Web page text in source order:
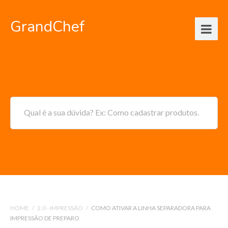
GrandChef
Qual é a sua dúvida? Ex: Como cadastrar produtos.
HOME / 2.0 - IMPRESSÃO / COMO ATIVAR A LINHA SEPARADORA PARA
IMPRESSÃO DE PREPARO